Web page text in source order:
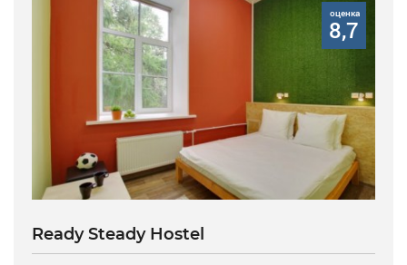
оценка
8,7
Ready Steady Hostel